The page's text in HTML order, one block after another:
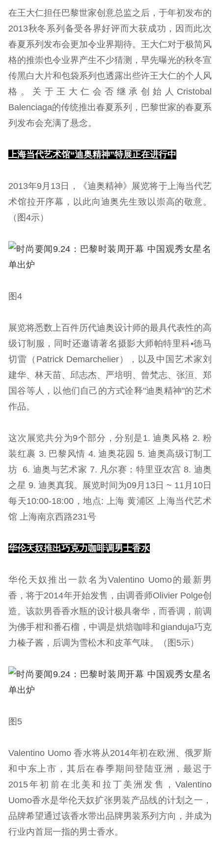
在王大仁担任巴黎世家创意总监之后，于年初发布的
2013秋冬系列备受各界好评而大获成功，因而此次
春夏系列发布会更加令业界期待。王大仁对于极简风
格的推崇也令业界产生不少猜测，早先曝光的秋冬宣
传黑白大片和包袋系列也透露出些许王大仁的个人风
格。关于王大仁会否继承创始人Cristobal
Balenciaga的传统推出春夏系列，巴黎世家的春夏系
列发布会充满了悬念。
上海当代艺术馆“迪奥精神”特展正在进行中
2013年9月13日，《迪奥精神》展览将于上海当代艺
术馆拉开序幕，以此向迪奥先生致以崇高的敬意。
（图4示）
图4
展览将悉数上百件历代迪奥设计师的最具代表性的高
级订制服，同时还邀请著名摄影大师帕特里科•德马
切雷（Patrick Demarchelier），以及中国艺术家刘
建华、林天苗、邱志杰、严培明、曾梵志、张洹、郑
国谷等人，以他们自己的方式诠释"迪奥精神"的艺术
作品。
这次展览共分为9个部分，分别是1. 迪奥风格 2. 粉
装红裹 3. 巴黎风情 4. 迪奥花园 5. 迪奥高级订制工
坊 6. 迪奥与艺术家 7. 凡尔赛：特里亚农宫 8. 迪奥
之星 9. 迪奥真我。展览时间为09月13日 ~ 11月10日
每天10:00-18:00，地点: 上海 黄浦区 上海当代艺术
馆 上海南京西路231号
华伦天奴推出巧克力咖啡调男士香水
华伦天奴推出一款名为Valentino Uomo的最新男
香，将于2014年开始发售，由调香师Olivier Polge创
造。该款男香香水瓶的设计极具奢华，而香调，前调
为佛手柑和番石榴，中调是烘焙咖啡和gianduja巧克
力榛子酱，后调为雪松木和皮革气味。（图5示）
图5
Valentino Uomo 香水将从2014年初在欧洲、俄罗斯
和中东上市，其后在春季期间登陆亚洲，最迟于
2015年初前在北美和拉丁美洲发售，Valentino
Uomo香水是华伦天奴扩张男装产品线的计划之一，
品牌希望通过该香水带出品牌男装系列方向，并成为
行业内首屈一指的男士香水。